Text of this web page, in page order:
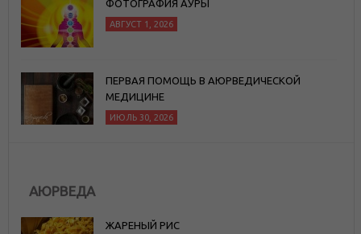
ФОТОГРАФИЯ АУРЫ
АВГУСТ 1, 2026
ПЕРВАЯ ПОМОЩЬ В АЮРВЕДИЧЕСКОЙ
МЕДИЦИНЕ
ИЮЛЬ 30, 2026
АЮРВЕДА
ЖАРЕНЫЙ РИС